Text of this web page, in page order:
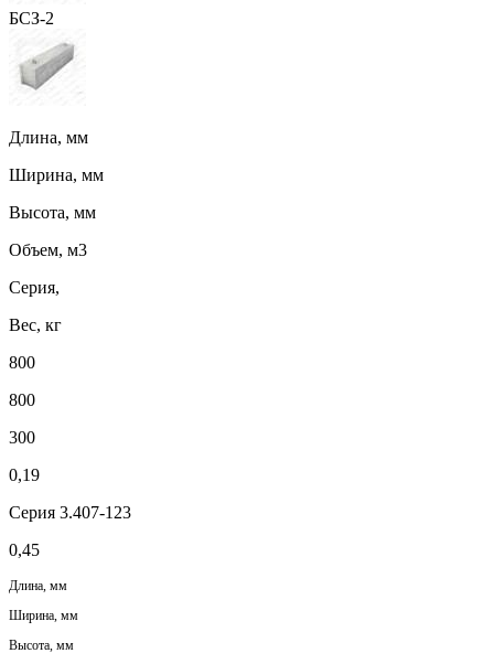
БСЗ-2
Длина, мм
Ширина, мм
Высота, мм
Объем, м3
Серия,
Вес, кг
800
800
300
0,19
Серия 3.407-123
0,45
Длина, мм
Ширина, мм
Высота, мм